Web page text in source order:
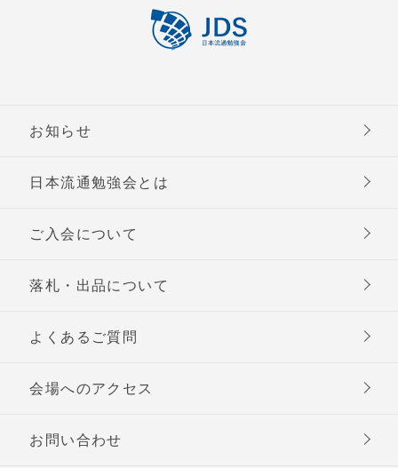
お知らせ
日本流通勉強会とは
ご入会について
落札・出品について
よくあるご質問
会場へのアクセス
お問い合わせ